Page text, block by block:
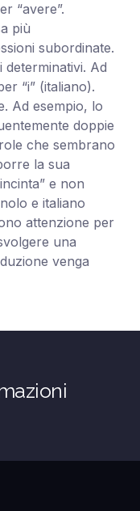
“avere”.
più
subordinate.
determinativi. Ad
“i” (italiano).
Ad esempio, lo
doppie
che sembrano
la sua
e non
e italiano
attenzione per
una
venga